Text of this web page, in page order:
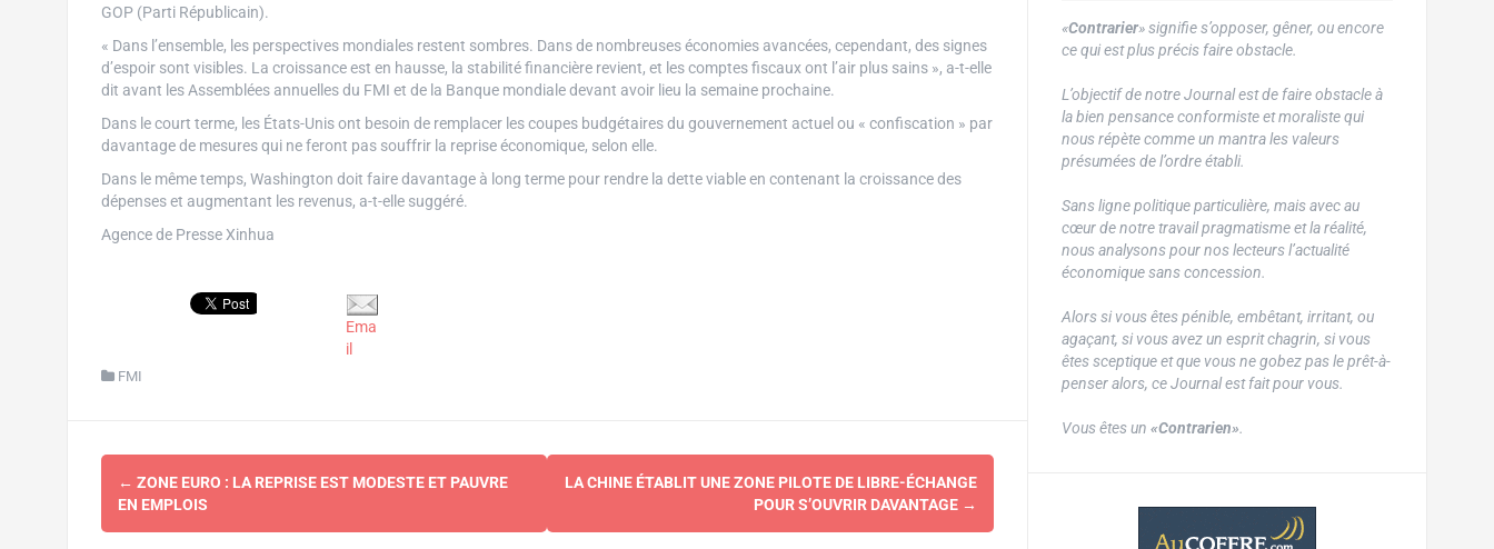
GOP (Parti Républicain).
« Dans l’ensemble, les perspectives mondiales restent sombres. Dans de nombreuses économies avancées, cependant, des signes
d’espoir sont visibles. La croissance est en hausse, la stabilité financière revient, et les comptes fiscaux ont l’air plus sains », a-t-elle
dit avant les Assemblées annuelles du FMI et de la Banque mondiale devant avoir lieu la semaine prochaine.
Dans le court terme, les États-Unis ont besoin de remplacer les coupes budgétaires du gouvernement actuel ou « confiscation » par
davantage de mesures qui ne feront pas souffrir la reprise économique, selon elle.
Dans le même temps, Washington doit faire davantage à long terme pour rendre la dette viable en contenant la croissance des
dépenses et augmentant les revenus, a-t-elle suggéré.
Agence de Presse Xinhua
Ema
il
FMI
Navigation
d'article
← ZONE EURO : LA REPRISE EST MODESTE ET PAUVRE
EN EMPLOIS
LA CHINE ÉTABLIT UNE ZONE PILOTE DE LIBRE-ÉCHANGE
POUR S’OUVRIR DAVANTAGE →
«Contrarier» signifie s’opposer, gêner, ou encore
ce qui est plus précis faire obstacle.
L’objectif de notre Journal est de faire obstacle à
la bien pensance conformiste et moraliste qui
nous répète comme un mantra les valeurs
présumées de l’ordre établi.
Sans ligne politique particulière, mais avec au
cœur de notre travail pragmatisme et la réalité,
nous analysons pour nos lecteurs l’actualité
économique sans concession.
Alors si vous êtes pénible, embêtant, irritant, ou
agaçant, si vous avez un esprit chagrin, si vous
êtes sceptique et que vous ne gobez pas le prêt-à-
penser alors, ce Journal est fait pour vous.
Vous êtes un «Contrarien».